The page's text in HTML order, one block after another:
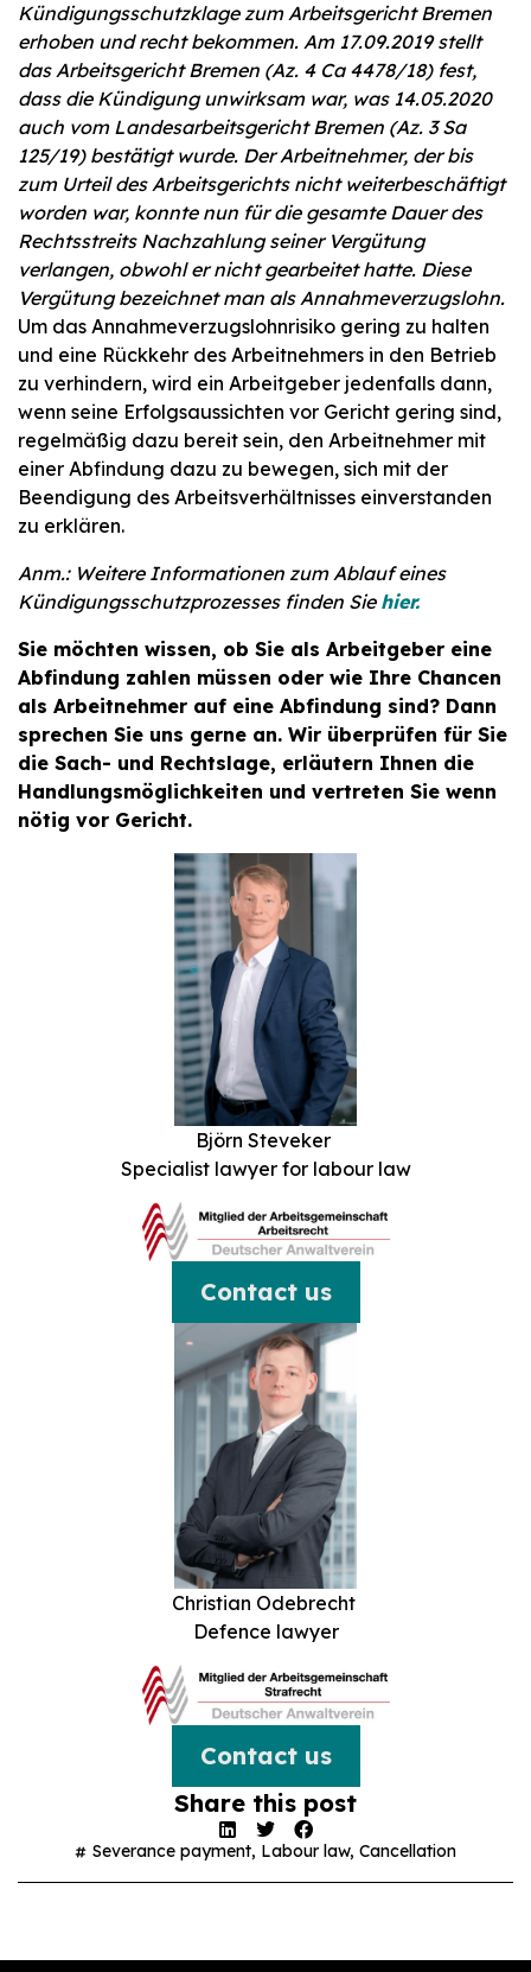
Kündigungsschutzklage zum Arbeitsgericht Bremen
erhoben und recht bekommen. Am 17.09.2019 stellt
das Arbeitsgericht Bremen (Az. 4 Ca 4478/18) fest,
dass die Kündigung unwirksam war, was 14.05.2020
auch vom Landesarbeitsgericht Bremen (Az. 3 Sa
125/19) bestätigt wurde. Der Arbeitnehmer, der bis
zum Urteil des Arbeitsgerichts nicht weiterbeschäftigt
worden war, konnte nun für die gesamte Dauer des
Rechtsstreits Nachzahlung seiner Vergütung
verlangen, obwohl er nicht gearbeitet hatte. Diese
Vergütung bezeichnet man als Annahmeverzugslohn.
Um das Annahmeverzugslohnrisiko gering zu halten
und eine Rückkehr des Arbeitnehmers in den Betrieb
zu verhindern, wird ein Arbeitgeber jedenfalls dann,
wenn seine Erfolgsaussichten vor Gericht gering sind,
regelmäßig dazu bereit sein, den Arbeitnehmer mit
einer Abfindung dazu zu bewegen, sich mit der
Beendigung des Arbeitsverhältnisses einverstanden
zu erklären.
Anm.: Weitere Informationen zum Ablauf eines
Kündigungsschutzprozesses finden Sie hier.
Sie möchten wissen, ob Sie als Arbeitgeber eine
Abfindung zahlen müssen oder wie Ihre Chancen
als Arbeitnehmer auf eine Abfindung sind? Dann
sprechen Sie uns gerne an. Wir überprüfen für Sie
die Sach- und Rechtslage, erläutern Ihnen die
Handlungsmöglichkeiten und vertreten Sie wenn
nötig vor Gericht.
Björn Steveker
Specialist lawyer for labour law
Contact us
Christian Odebrecht
Defence lawyer
Contact us
Share this post
Severance payment, Labour law, Cancellation